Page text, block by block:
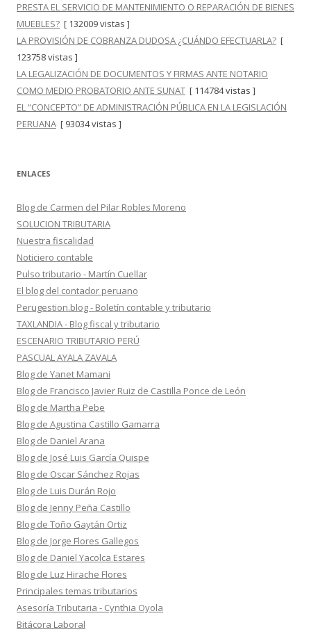
PRESTA EL SERVICIO DE MANTENIMIENTO O REPARACIÓN DE BIENES
MUEBLES? [ 132009 vistas ]
LA PROVISIÓN DE COBRANZA DUDOSA ¿CUÁNDO EFECTUARLA? [
123758 vistas ]
LA LEGALIZACIÓN DE DOCUMENTOS Y FIRMAS ANTE NOTARIO
COMO MEDIO PROBATORIO ANTE SUNAT [ 114784 vistas ]
EL “CONCEPTO” DE ADMINISTRACIÓN PÚBLICA EN LA LEGISLACIÓN
PERUANA [ 93034 vistas ]
ENLACES
Blog de Carmen del Pilar Robles Moreno
SOLUCION TRIBUTARIA
Nuestra fiscalidad
Noticiero contable
Pulso tributario - Martín Cuellar
El blog del contador peruano
Perugestion.blog - Boletín contable y tributario
TAXLANDIA - Blog fiscal y tributario
ESCENARIO TRIBUTARIO PERÚ
PASCUAL AYALA ZAVALA
Blog de Yanet Mamani
Blog de Francisco Javier Ruiz de Castilla Ponce de León
Blog de Martha Pebe
Blog de Agustina Castillo Gamarra
Blog de Daniel Arana
Blog de José Luis García Quispe
Blog de Oscar Sánchez Rojas
Blog de Luis Durán Rojo
Blog de Jenny Peña Castillo
Blog de Toño Gaytán Ortiz
Blog de Jorge Flores Gallegos
Blog de Daniel Yacolca Estares
Blog de Luz Hirache Flores
Principales temas tributarios
Asesoría Tributaria - Cynthia Oyola
Bitácora Laboral